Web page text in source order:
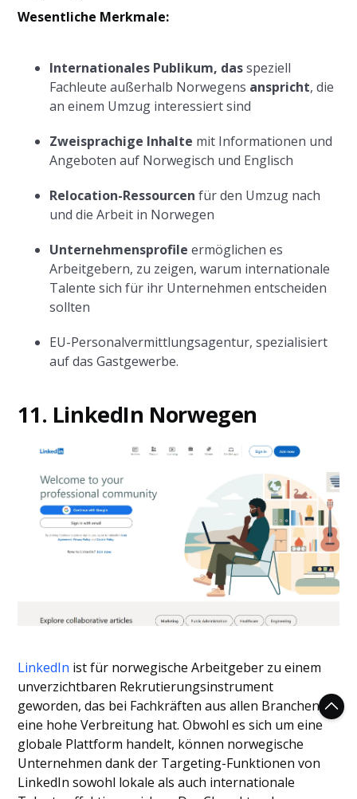
Wesentliche Merkmale:
Internationales Publikum, dasspeziell
Fachleute außerhalb Norwegens anspricht, die
an einem Umzug interessiert sind
Zweisprachige Inhalte mit Informationen und
Angeboten auf Norwegisch und Englisch
Relocation-Ressourcen für den Umzug nach
und die Arbeit in Norwegen
Unternehmensprofile ermöglichen es
Arbeitgebern, zu zeigen, warum internationale
Talente sich für ihr Unternehmen entscheiden
sollten
EU-Personalvermittlungsagentur, spezialisiert
auf das Gastgewerbe.
11. LinkedIn Norwegen
LinkedIn ist für norwegische Arbeitgeber zu einem
unverzichtbaren Rekrutierungsinstrument
geworden, das bei Fachkräften aus allen Branchen
eine hohe Verbreitung hat. Obwohl es sich um eine
globale Plattform handelt, können norwegische
Unternehmen dank der Targeting-Funktionen von
LinkedIn sowohl lokale als auch internationale